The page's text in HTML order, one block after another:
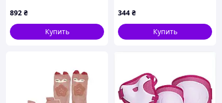
6 шт черные с красным
для активных игр
892 ₴
Купить
344 ₴
Купить